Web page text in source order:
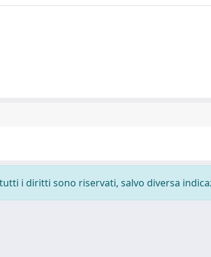
i diritti sono riservati, salvo diversa